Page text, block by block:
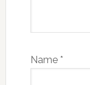
Name *